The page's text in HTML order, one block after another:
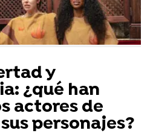
y
¿qué han
actores de
personajes?